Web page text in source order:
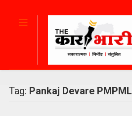
Tag: Pankaj Devare PMPML